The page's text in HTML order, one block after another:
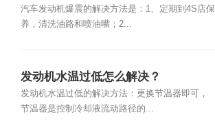
汽车发动机爆震的解决方法是：1、定期到4S店保
养，清洗油路和喷油嘴；2...
发动机水温过低怎么解决？
发动机水温过低的解决方法：更换节温器即可，
节温器是控制冷却液流动路径的...